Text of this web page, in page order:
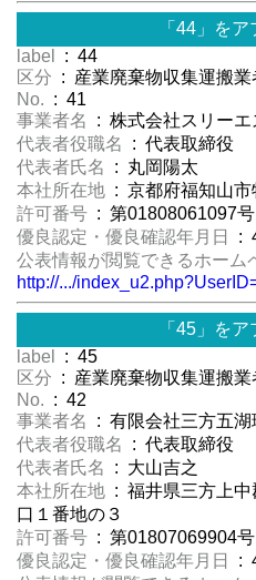
「44」を
label
: 44
区分 : 産業廃棄物収集運搬業
No. : 41
事業者名
: 株式会社スリーエ
代表者役職名
: 代表取締役
代表者氏名
: 丸岡陽太
本社所在地 : 京都府福知山市
許可番号 : 第01808061097号
優良認定・優良確認年月日
:
公表情報が閲覧できるホーム
http://.../
「45」を
label
: 45
区分 : 産業廃棄物収集運搬業
No. : 42
事業者名
: 有限会社三方五湖
代表者役職名
: 代表取締役
代表者氏名
: 大山吉之
本社所在地 : 福井県三方上中
口１番地の３
許可番号 : 第01807069904号
優良認定・優良確認年月日
: